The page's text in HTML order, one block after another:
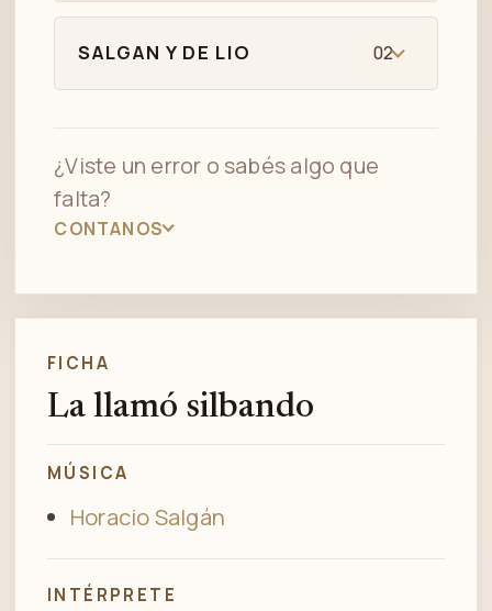
SALGAN Y DE LIO 02
¿Viste un error o sabés algo que
falta?
CONTANOS
FICHA
La llamó silbando
MÚSICA
Horacio Salgán
INTÉRPRETE